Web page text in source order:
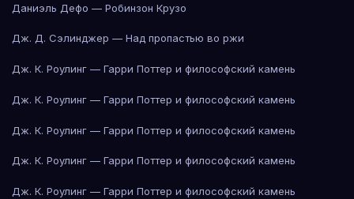
Даниэль Дефо — Робинзон Крузо
Дж. Д. Сэлинджер — Над пропастью во ржи
Дж. К. Роулинг — Гарри Поттер и философский камень
Дж. К. Роулинг — Гарри Поттер и философский камень
Дж. К. Роулинг — Гарри Поттер и философский камень
Дж. К. Роулинг — Гарри Поттер и философский камень
Дж. К. Роулинг — Гарри Поттер и философский камень